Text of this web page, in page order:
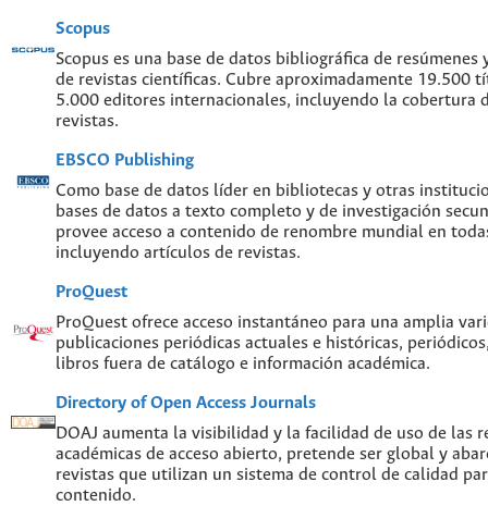
Scopus
Scopus es una base de datos bibliográfica de
de revistas científicas. Cubre aproximadamente 19.500
5.000 editores internacionales, incluyendo la cobertura
revistas.
EBSCO Publishing
Como base de datos líder en bibliotecas y otras
bases de datos a texto completo y de investigación
provee acceso a contenido de renombre mundial en
incluyendo artículos de revistas.
ProQuest
ProQuest ofrece acceso instantáneo para una amplia
publicaciones periódicas actuales e históricas,
libros fuera de catálogo e información académica.
Directory of Open Access Journals
DOAJ aumenta la visibilidad y la facilidad de uso de las
académicas de acceso abierto, pretende ser global y
revistas que utilizan un sistema de control de calidad
contenido.